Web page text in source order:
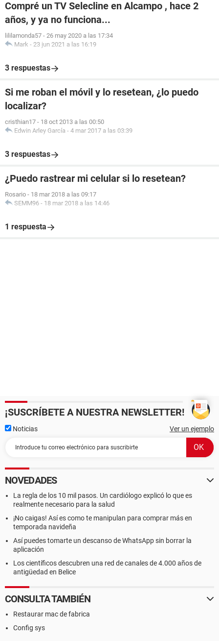
Compré un TV Selecline en Alcampo , hace 2
años, y ya no funciona...
lililamonda57 - 26 may 2020 a las 17:34
Mark - 23 jun 2021 a las 16:19
3 respuestas
Si me roban el móvil y lo resetean, ¿lo puedo
localizar?
cristhian17 - 18 oct 2013 a las 00:50
Edwin Arley García - 4 mar 2017 a las 03:39
3 respuestas
¿Puedo rastrear mi celular si lo resetean?
Rosario - 18 mar 2018 a las 09:17
SEMM96 - 18 mar 2018 a las 14:46
1 respuesta
¡SUSCRÍBETE A NUESTRA NEWSLETTER!
Noticias Ver un ejemplo
NOVEDADES
La regla de los 10 mil pasos. Un cardiólogo explicó lo que es
realmente necesario para la salud
¡No caigas! Así es como te manipulan para comprar más en
temporada navideña
Así puedes tomarte un descanso de WhatsApp sin borrar la
aplicación
Los científicos descubren una red de canales de 4.000 años de
antigüedad en Belice
CONSULTA TAMBIÉN
Restaurar mac de fabrica
Config sys